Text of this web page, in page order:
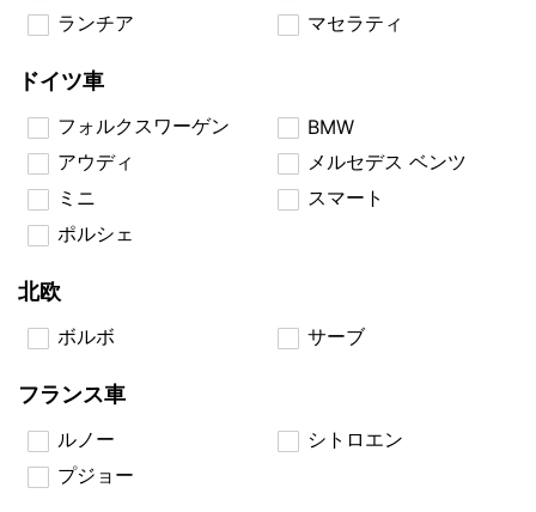
ランチア
マセラティ
ドイツ車
フォルクスワーゲン
BMW
アウディ
メルセデス ベンツ
ミニ
スマート
ポルシェ
北欧
ボルボ サーブ
フランス車
ルノー
シトロエン
プジョー